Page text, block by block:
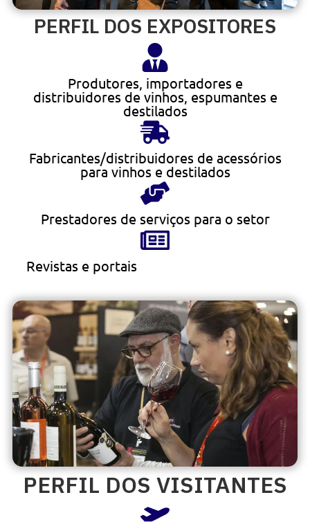
PERFIL DOS EXPOSITORES
Produtores, importadores e
distribuidores de vinhos, espumantes e
destilados
Fabricantes/distribuidores de acessórios
para vinhos e destilados
Prestadores de serviços para o setor
Revistas e portais
PERFIL DOS VISITANTES